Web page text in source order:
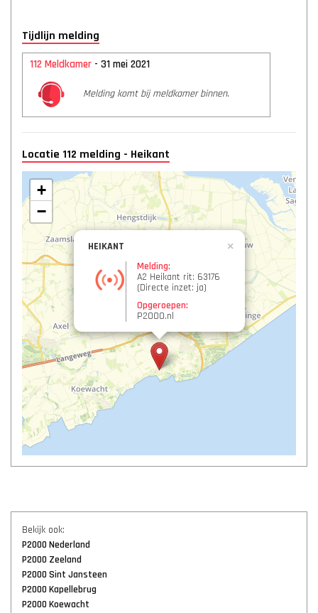
Tijdlijn melding
112 Meldkamer - 31 mei 2021
Melding komt bij meldkamer binnen.
Locatie 112 melding - Heikant
HEIKANT
Melding:
A2 Heikant rit: 63176
(Directe inzet: ja)
Opgeroepen:
P2000.nl
×
+
−
Bekijk ook:
P2000 Nederland
P2000 Zeeland
P2000 Sint Jansteen
P2000 Kapellebrug
P2000 Koewacht